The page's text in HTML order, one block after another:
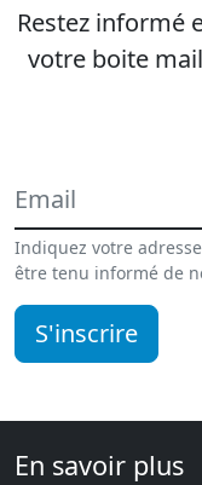
Restez informé
votre boite
Indiquez votre
être tenu informé de
S'inscrire
En savoir plus